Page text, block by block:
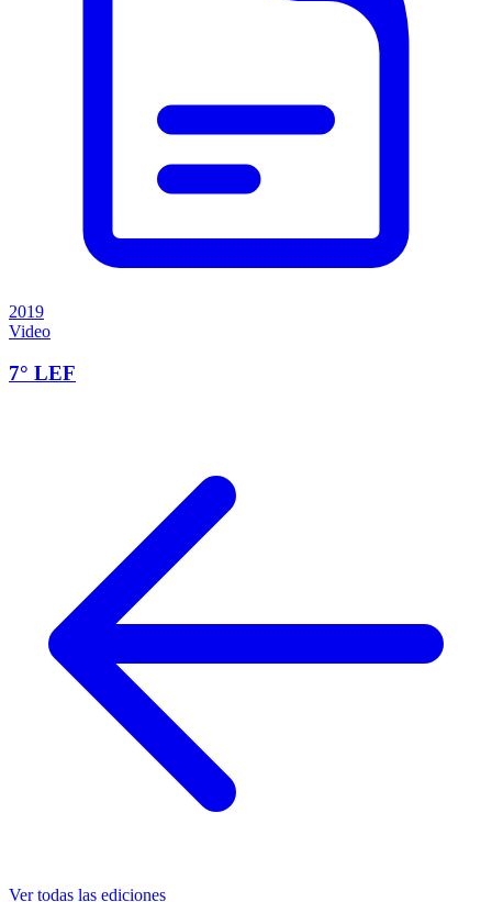
2019
Video
7° LEF
Ver todas las ediciones